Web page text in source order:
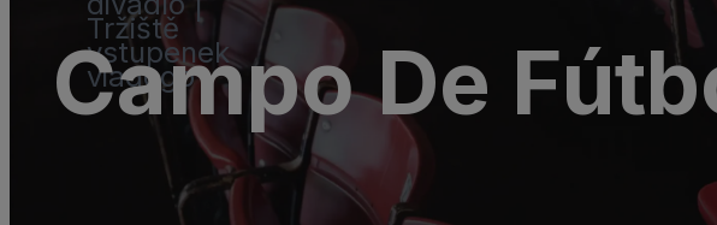
Tržiště
vstupenek
viagogo
Campo De